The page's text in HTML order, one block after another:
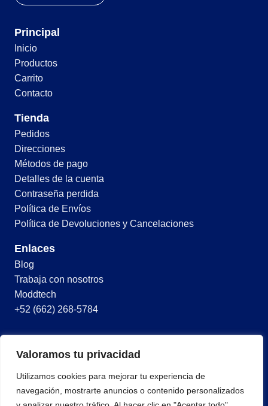
Valoramos tu privacidad
Utilizamos cookies para mejorar tu experiencia de
navegación, mostrarte anuncios o contenido personalizados
Principal
Inicio
Productos
Carrito
Contacto
Tienda
Pedidos
Direcciones
Métodos de pago
Detalles de la cuenta
Contraseña perdida
Política de Envíos
Política de Devoluciones y Cancelaciones
Enlaces
Blog
Trabaja con nosotros
Moddtech
+52 (662) 268-5784
© 2026 Todos los derechos reservados
Política de privacidad